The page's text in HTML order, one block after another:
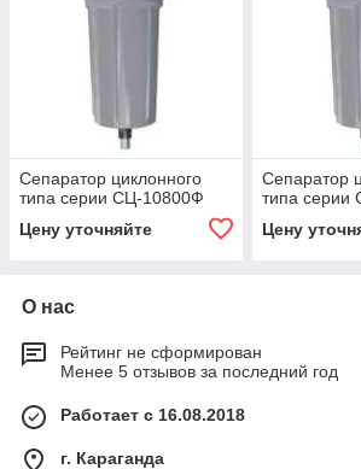
Сепаратор циклонного
типа серии СЦ-10800Ф
Цену уточняйте
Сепаратор
типа серии
Цену
О нас
Рейтинг не сформирован
Менее 5 отзывов за последний год
Работает с 16.08.2018
г. Караганда